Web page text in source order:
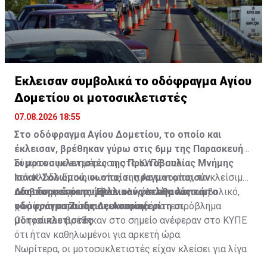
Έκλεισαν συμβολικά το οδόφραγμα Αγίου
Δομετίου οι μοτοσικλετιστές
07.08.2026 18:55
Στο οδόφραγμα Αγίου Δομετίου, το οποίο και
έκλεισαν, βρέθηκαν γύρω στις 6μμ της Παρασκευής
οι μοτοσυκλετιστές της Πρωτοβουλίας Μνήμης
Ισάακ-Σολωμού, οι οποίοι πραγματοποιούν
οδοιπορικό σε συμβολικούς σταθμούς και
οδοφράγματα της Λευκωσίας.
Σύμφωνα με ενημέρωση στο ΚΥΠΕ από
τον Κλάδο Επικοινωνίας της Αστυνομίας, το κλείσιμο
του οδοφράγματος ήταν ολιγόλεπτο και συμβολικό,
χωρίς να παρουσιαστεί οποιοδήποτε πρόβλημα.
Διαβάστε επίσης:Έκλεισαν για λίγα λεπτά το
οδόφραγμα Ζώδειας-Αστρομερίτη οι
μοτοσικλετιστές
Οδηγοί που βρέθηκαν στο σημείο ανέφεραν στο ΚΥΠΕ
ότι ήταν καθηλωμένοι για αρκετή ώρα.
Νωρίτερα, οι μοτοσυκλετιστές είχαν κλείσει για λίγα